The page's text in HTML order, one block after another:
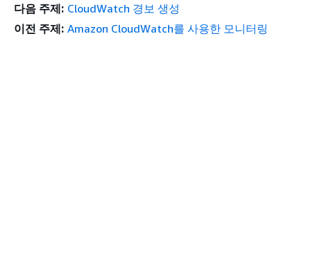
다음 주제: CloudWatch 경보 생성
이전 주제: Amazon CloudWatch를 사용한 모니터링